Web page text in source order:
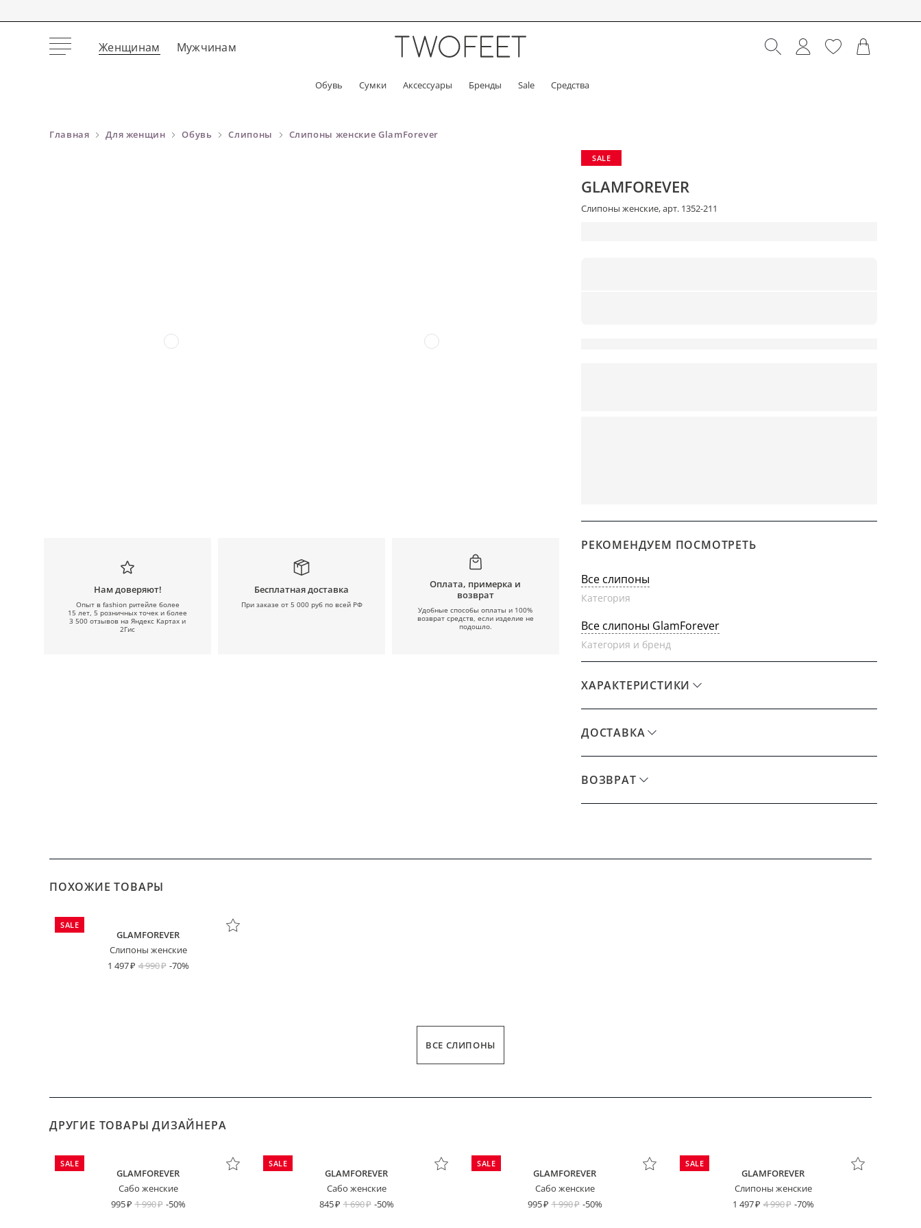
Женщинам Мужчинам
Обувь Сумки Аксессуары Бренды Sale Средства
Главная Для женщин Обувь Слипоны Слипоны женские GlamForever
Нам доверяют!
Опыт в fashion ритейле более
15 лет, 5 розничных точек и более
3 500 отзывов на Яндекс Картах и
2Гис
Бесплатная доставка
При заказе от 5 000 руб по всей РФ
Оплата, примерка и
возврат
Удобные способы оплаты и 100%
возврат средств, если изделие не
подошло.
SALE
GLAMFOREVER
Слипоны женские, арт. 1352-211
РЕКОМЕНДУЕМ ПОСМОТРЕТЬ
Все слипоны
Категория
Все слипоны GlamForever
Категория и бренд
ХАРАКТЕРИСТИКИ
ДОСТАВКА
ВОЗВРАТ
ПОХОЖИЕ ТОВАРЫ
SALE
GLAMFOREVER
Слипоны женские
1 497
4 990 -70%
ВСЕ СЛИПОНЫ
ДРУГИЕ ТОВАРЫ ДИЗАЙНЕРА
SALE
GLAMFOREVER
Сабо женские
995
1 990 -50%
SALE
GLAMFOREVER
Сабо женские
845
1 690 -50%
SALE
GLAMFOREVER
Сабо женские
995
1 990 -50%
SALE
GLAMFOREVER
Слипоны женские
1 497
4 990 -70%